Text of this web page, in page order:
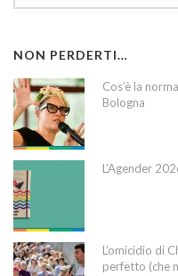
NON PERDERTI…
Cos’è la
Bologna
L’Agender
L’omicidio di
perfetto (che